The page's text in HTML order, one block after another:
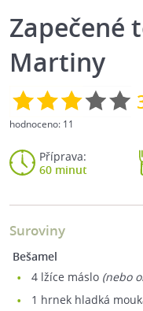
Zapečené
Martiny
hodnoceno: 11
Příprava:
60 minut
Suroviny
Bešamel
4 lžíce máslo (nebo
1 hrnek hladká